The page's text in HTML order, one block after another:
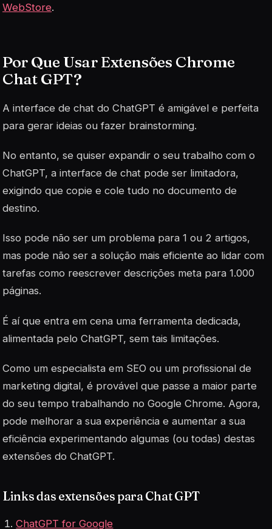
WebStore.
Por Que Usar Extensões Chrome
Chat GPT?
A interface de chat do ChatGPT é amigável e perfeita
para gerar ideias ou fazer brainstorming.
No entanto, se quiser expandir o seu trabalho com o
ChatGPT, a interface de chat pode ser limitadora,
exigindo que copie e cole tudo no documento de
destino.
Isso pode não ser um problema para 1 ou 2 artigos,
mas pode não ser a solução mais eficiente ao lidar com
tarefas como reescrever descrições meta para 1.000
páginas.
É aí que entra em cena uma ferramenta dedicada,
alimentada pelo ChatGPT, sem tais limitações.
Como um especialista em SEO ou um profissional de
marketing digital, é provável que passe a maior parte
do seu tempo trabalhando no Google Chrome. Agora,
pode melhorar a sua experiência e aumentar a sua
eficiência experimentando algumas (ou todas) destas
extensões do ChatGPT.
Links das extensões para Chat GPT
ChatGPT for Google